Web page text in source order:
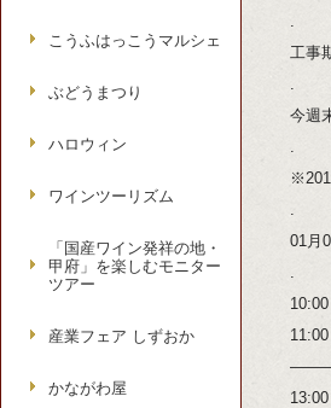
.
工事
.
今週
.
.
01月
.
こうふはっこうマルシェ
ぶどうまつり
ハロウィン
ワインツーリズム
「国産ワイン発祥の地・
甲府」を楽しむモニター
ツアー
産業フェア しずおか
かながわ屋